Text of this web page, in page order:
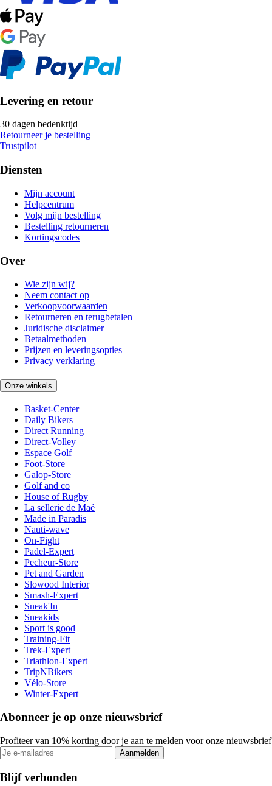
Levering en retour
30 dagen bedenktijd
Retourneer je bestelling
Trustpilot
Diensten
Mijn account
Helpcentrum
Volg mijn bestelling
Bestelling retourneren
Kortingscodes
Over
Wie zijn wij?
Neem contact op
Verkoopvoorwaarden
Retourneren en terugbetalen
Juridische disclaimer
Betaalmethoden
Prijzen en leveringsopties
Privacy verklaring
Onze winkels
Basket-Center
Daily Bikers
Direct Running
Direct-Volley
Espace Golf
Foot-Store
Galop-Store
Golf and co
House of Rugby
La sellerie de Maé
Made in Paradis
Nauti-wave
On-Fight
Padel-Expert
Pecheur-Store
Pet and Garden
Slowood Interior
Smash-Expert
Sneak'In
Sneakids
Sport is good
Training-Fit
Trek-Expert
Triathlon-Expert
TripNBikers
Vélo-Store
Winter-Expert
Abonneer je op onze nieuwsbrief
Profiteer van 10% korting door je aan te melden voor onze nieuwsbrief
Aanmelden
Blijf verbonden